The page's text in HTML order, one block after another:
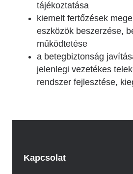
tájékoztatása
kiemelt fertőzések
eszközök beszerzése,
működtetése
a betegbiztonság
jelenlegi vezetékes
rendszer fejlesztése,
Kapcsolat